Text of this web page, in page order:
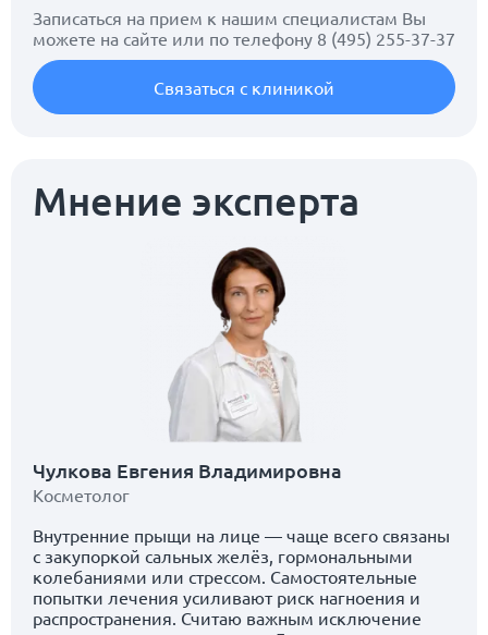
Записаться на прием к нашим специалистам Вы
можете на сайте или по телефону 8 (495) 255-37-37
Связаться с клиникой
Мнение эксперта
Чулкова Евгения Владимировна
Косметолог
Внутренние прыщи на лице — чаще всего связаны
с закупоркой сальных желёз, гормональными
колебаниями или стрессом. Самостоятельные
попытки лечения усиливают риск нагноения и
распространения. Считаю важным исключение